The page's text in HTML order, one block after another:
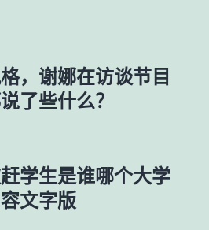
，谢娜在访谈节目
了些什么？
学生是谁哪个大学
文字版